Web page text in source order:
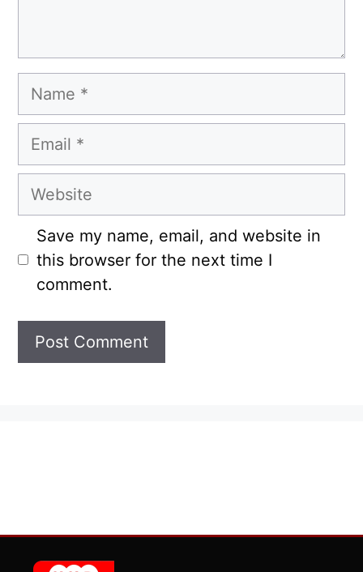
Name
Email
Website
Save my name, email, and website in
this browser for the next time I
comment.